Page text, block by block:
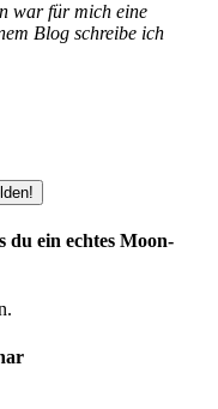
war für mich eine
Blog schreibe ich
du ein echtes Moon-